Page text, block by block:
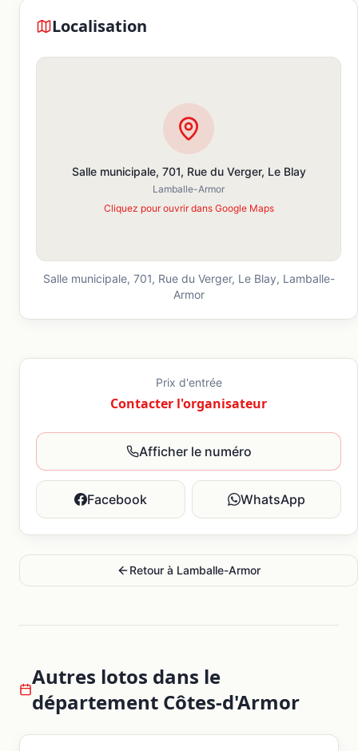
Localisation
Salle municipale, 701, Rue du Verger, Le Blay
Lamballe-Armor
Cliquez pour ouvrir dans Google Maps
Salle municipale, 701, Rue du Verger, Le Blay, Lamballe-
Armor
Prix d'entrée
Contacter l'organisateur
Afficher le numéro
Facebook WhatsApp
Retour à Lamballe-Armor
Autres lotos dans le
département Côtes-d'Armor